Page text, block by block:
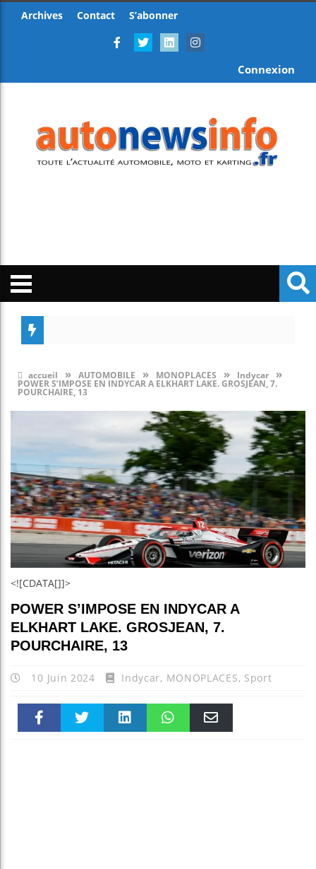
Archives Contact S’abonner
Connexion
accueil » AUTOMOBILE » MONOPLACES » Indycar »
POWER S’IMPOSE EN INDYCAR A ELKHART LAKE. GROSJEAN, 7.
POURCHAIRE, 13
<![CDATA[]]>
POWER S’IMPOSE EN INDYCAR A
ELKHART LAKE. GROSJEAN, 7.
POURCHAIRE, 13
10 Juin 2024 Indycar, MONOPLACES, Sport